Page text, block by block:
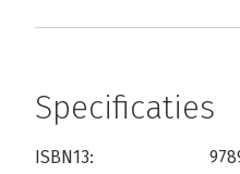
Specificaties
ISBN13: